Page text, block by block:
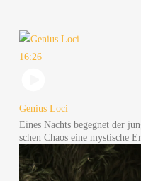
16:26
Geni­us Loci
Eines Nachts begeg­net der
schen Cha­os eine mys­ti­sche